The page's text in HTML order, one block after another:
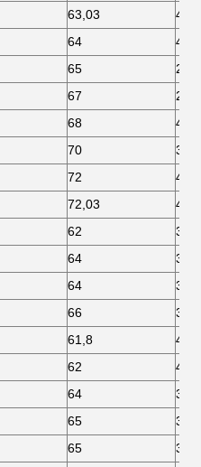
63,03
42
64
42
65
21
67
24
68
45
70
38
72
45
72,03
45
62
37
64
34
64
37
66
37
61,8
40
62
40
64
37
65
35
65
37